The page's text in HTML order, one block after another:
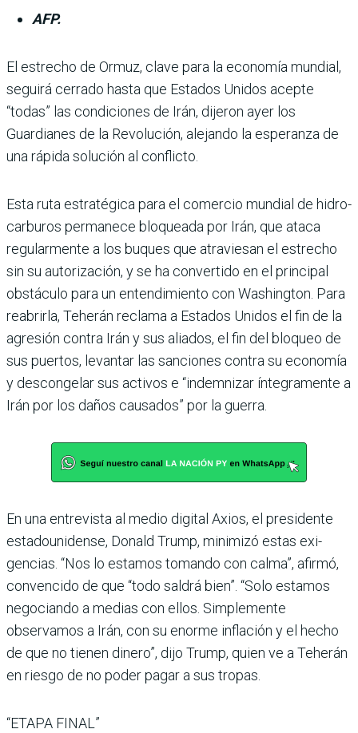
AFP.
El estrecho de Ormuz, clave para la econo­mía mundial,
seguirá cerrado hasta que Estados Unidos acepte
“todas” las condiciones de Irán, dije­ron ayer los
Guardianes de la Revolución, alejando la espe­ranza de
una rápida solución al conflicto.
Esta ruta estratégica para el comercio mundial de hidro­
carburos permanece blo­queada por Irán, que ataca
regularmente a los buques que atraviesan el estrecho
sin su autorización, y se ha con­vertido en el principal
obstá­culo para un entendimiento con Washington. Para
rea­brirla, Teherán reclama a Estados Unidos el fin de la
agresión contra Irán y sus aliados, el fin del bloqueo de
sus puertos, levantar las san­ciones contra su economía
y descongelar sus activos e “indemnizar íntegramente a
Irán por los daños causados” por la guerra.
En una entrevista al medio digital Axios, el presidente
estadounidense, Donald Trump, minimizó estas exi­
gencias. “Nos lo estamos tomando con calma”, afirmó,
convencido de que “todo sal­drá bien”. “Solo estamos
nego­ciando a medias con ellos. Simplemente
observamos a Irán, con su enorme inflación y el hecho
de que no tienen dinero”, dijo Trump, quien ve a Teherán
en riesgo de no poder pagar a sus tropas.
“ETAPA FINAL”